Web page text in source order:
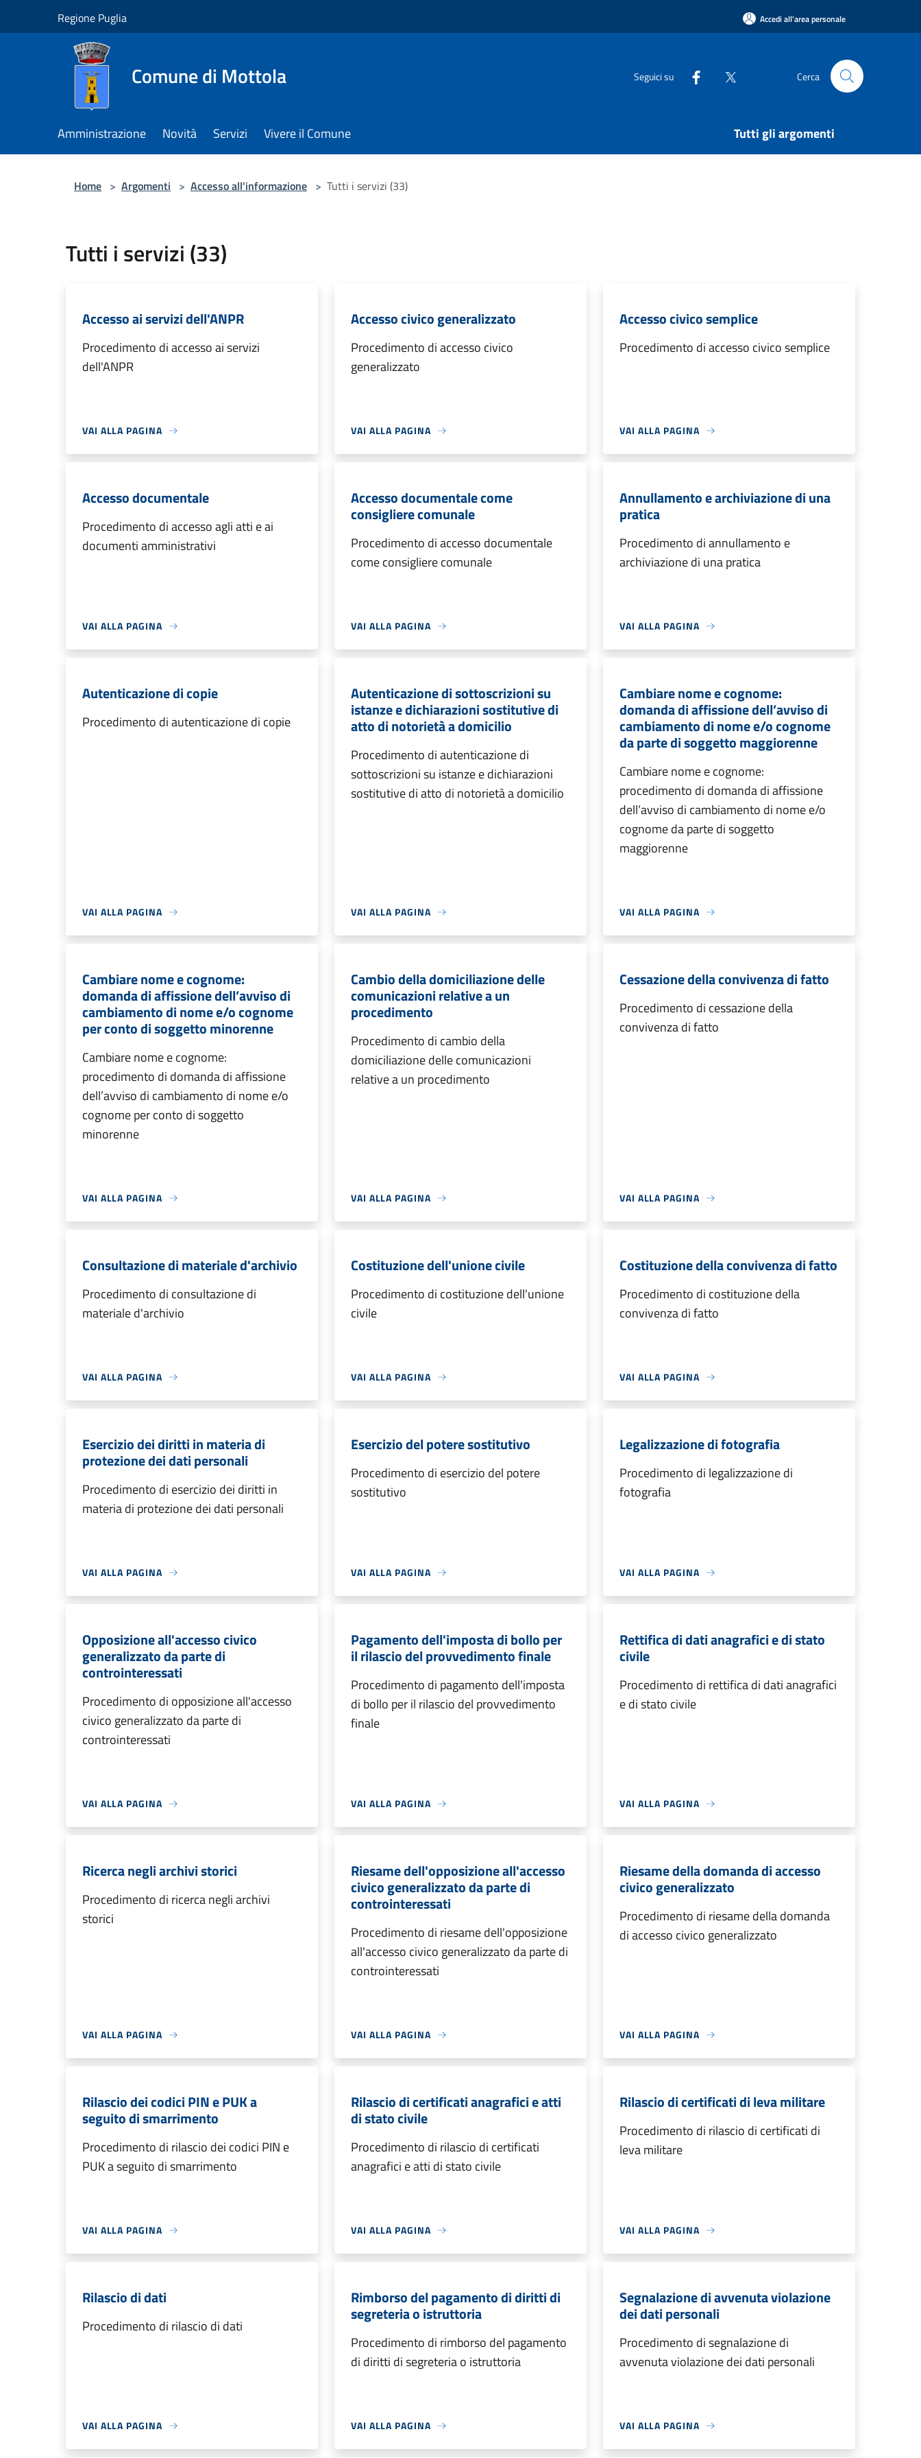
Regione Puglia Accedi all'area personale
Comune di Mottola Seguici su Cerca
Amministrazione Novità Servizi Vivere il Comune Tutti gli argomenti
Home > Argomenti > Accesso all'informazione > Tutti i servizi (33)
Tutti i servizi (33)
Accesso ai servizi dell'ANPR
Procedimento di accesso ai servizi
dell'ANPR
VAI ALLA PAGINA
Accesso civico generalizzato
Procedimento di accesso civico
generalizzato
VAI ALLA PAGINA
Accesso civico semplice
Procedimento di accesso civico semplice
VAI ALLA PAGINA
Accesso documentale
Procedimento di accesso agli atti e ai
documenti amministrativi
VAI ALLA PAGINA
Accesso documentale come
consigliere comunale
Procedimento di accesso documentale
come consigliere comunale
VAI ALLA PAGINA
Annullamento e archiviazione di una
pratica
Procedimento di annullamento e
archiviazione di una pratica
VAI ALLA PAGINA
Autenticazione di copie
Procedimento di autenticazione di copie
VAI ALLA PAGINA
Autenticazione di sottoscrizioni su
istanze e dichiarazioni sostitutive di
atto di notorietà a domicilio
Procedimento di autenticazione di
sottoscrizioni su istanze e dichiarazioni
sostitutive di atto di notorietà a domicilio
VAI ALLA PAGINA
Cambiare nome e cognome:
domanda di affissione dell’avviso di
cambiamento di nome e/o cognome
da parte di soggetto maggiorenne
Cambiare nome e cognome:
procedimento di domanda di affissione
dell’avviso di cambiamento di nome e/o
cognome da parte di soggetto
maggiorenne
VAI ALLA PAGINA
Cambiare nome e cognome:
domanda di affissione dell’avviso di
cambiamento di nome e/o cognome
per conto di soggetto minorenne
Cambiare nome e cognome:
procedimento di domanda di affissione
dell’avviso di cambiamento di nome e/o
cognome per conto di soggetto
minorenne
VAI ALLA PAGINA
Cambio della domiciliazione delle
comunicazioni relative a un
procedimento
Procedimento di cambio della
domiciliazione delle comunicazioni
relative a un procedimento
VAI ALLA PAGINA
Cessazione della convivenza di fatto
Procedimento di cessazione della
convivenza di fatto
VAI ALLA PAGINA
Consultazione di materiale d'archivio
Procedimento di consultazione di
materiale d'archivio
VAI ALLA PAGINA
Costituzione dell'unione civile
Procedimento di costituzione dell'unione
civile
VAI ALLA PAGINA
Costituzione della convivenza di fatto
Procedimento di costituzione della
convivenza di fatto
VAI ALLA PAGINA
Esercizio dei diritti in materia di
protezione dei dati personali
Procedimento di esercizio dei diritti in
materia di protezione dei dati personali
VAI ALLA PAGINA
Esercizio del potere sostitutivo
Procedimento di esercizio del potere
sostitutivo
VAI ALLA PAGINA
Legalizzazione di fotografia
Procedimento di legalizzazione di
fotografia
VAI ALLA PAGINA
Opposizione all'accesso civico
generalizzato da parte di
controinteressati
Procedimento di opposizione all'accesso
civico generalizzato da parte di
controinteressati
VAI ALLA PAGINA
Pagamento dell'imposta di bollo per
il rilascio del provvedimento finale
Procedimento di pagamento dell'imposta
di bollo per il rilascio del provvedimento
finale
VAI ALLA PAGINA
Rettifica di dati anagrafici e di stato
civile
Procedimento di rettifica di dati anagrafici
e di stato civile
VAI ALLA PAGINA
Ricerca negli archivi storici
Procedimento di ricerca negli archivi
storici
VAI ALLA PAGINA
Riesame dell'opposizione all'accesso
civico generalizzato da parte di
controinteressati
Procedimento di riesame dell'opposizione
all'accesso civico generalizzato da parte di
controinteressati
VAI ALLA PAGINA
Riesame della domanda di accesso
civico generalizzato
Procedimento di riesame della domanda
di accesso civico generalizzato
VAI ALLA PAGINA
Rilascio dei codici PIN e PUK a
seguito di smarrimento
Procedimento di rilascio dei codici PIN e
PUK a seguito di smarrimento
VAI ALLA PAGINA
Rilascio di certificati anagrafici e atti
di stato civile
Procedimento di rilascio di certificati
anagrafici e atti di stato civile
VAI ALLA PAGINA
Rilascio di certificati di leva militare
Procedimento di rilascio di certificati di
leva militare
VAI ALLA PAGINA
Rilascio di dati
Procedimento di rilascio di dati
VAI ALLA PAGINA
Rimborso del pagamento di diritti di
segreteria o istruttoria
Procedimento di rimborso del pagamento
di diritti di segreteria o istruttoria
VAI ALLA PAGINA
Segnalazione di avvenuta violazione
dei dati personali
Procedimento di segnalazione di
avvenuta violazione dei dati personali
VAI ALLA PAGINA